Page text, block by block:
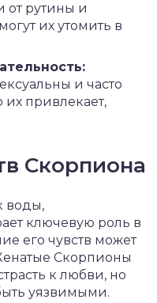
от рутины и
их утомить в
и часто
их привлекает,
Скорпиона
воды,
ключевую роль в
его чувств может
Скорпионы
к любви, но
уязвимыми.